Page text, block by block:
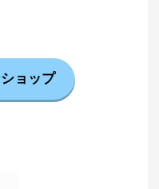
ョップ